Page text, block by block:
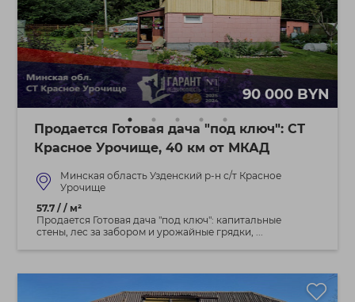
90 000 BYN
Продается Готовая дача "под ключ": СТ
Красное Урочище, 40 км от МКАД
Минская область Узденский р-н с/т Красное
Урочище
57.7 / / м²
Продается Готовая дача "под ключ": капитальные
стены, лес за забором и урожайные грядки, ...